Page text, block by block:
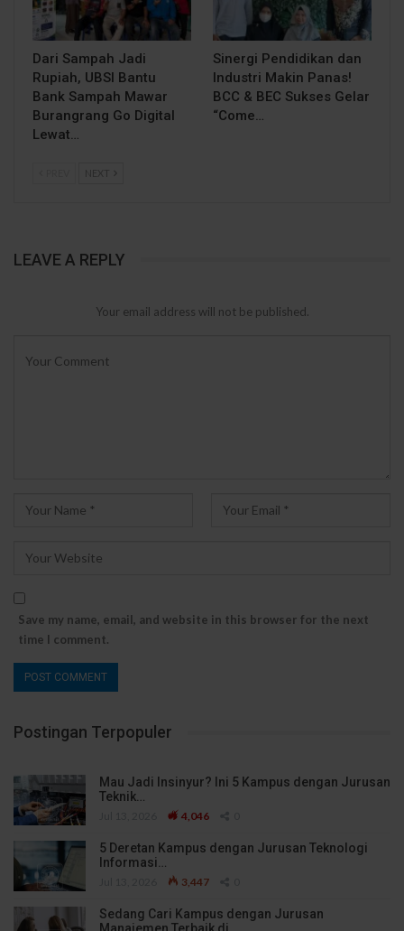
Dari Sampah Jadi
Rupiah, UBSI Bantu
Bank Sampah Mawar
Burangrang Go Digital
Lewat…
Sinergi Pendidikan dan
Industri Makin Panas!
BCC & BEC Sukses Gelar
“Come…
NEXT
LEAVE A REPLY
Your email address will not be published.
Save my name, email, and website in this browser for the next
time I comment.
Postingan Terpopuler
Mau Jadi Insinyur? Ini 5 Kampus dengan Jurusan
Teknik…
4,046
5 Deretan Kampus dengan Jurusan Teknologi
Informasi…
3,447
Sedang Cari Kampus dengan Jurusan